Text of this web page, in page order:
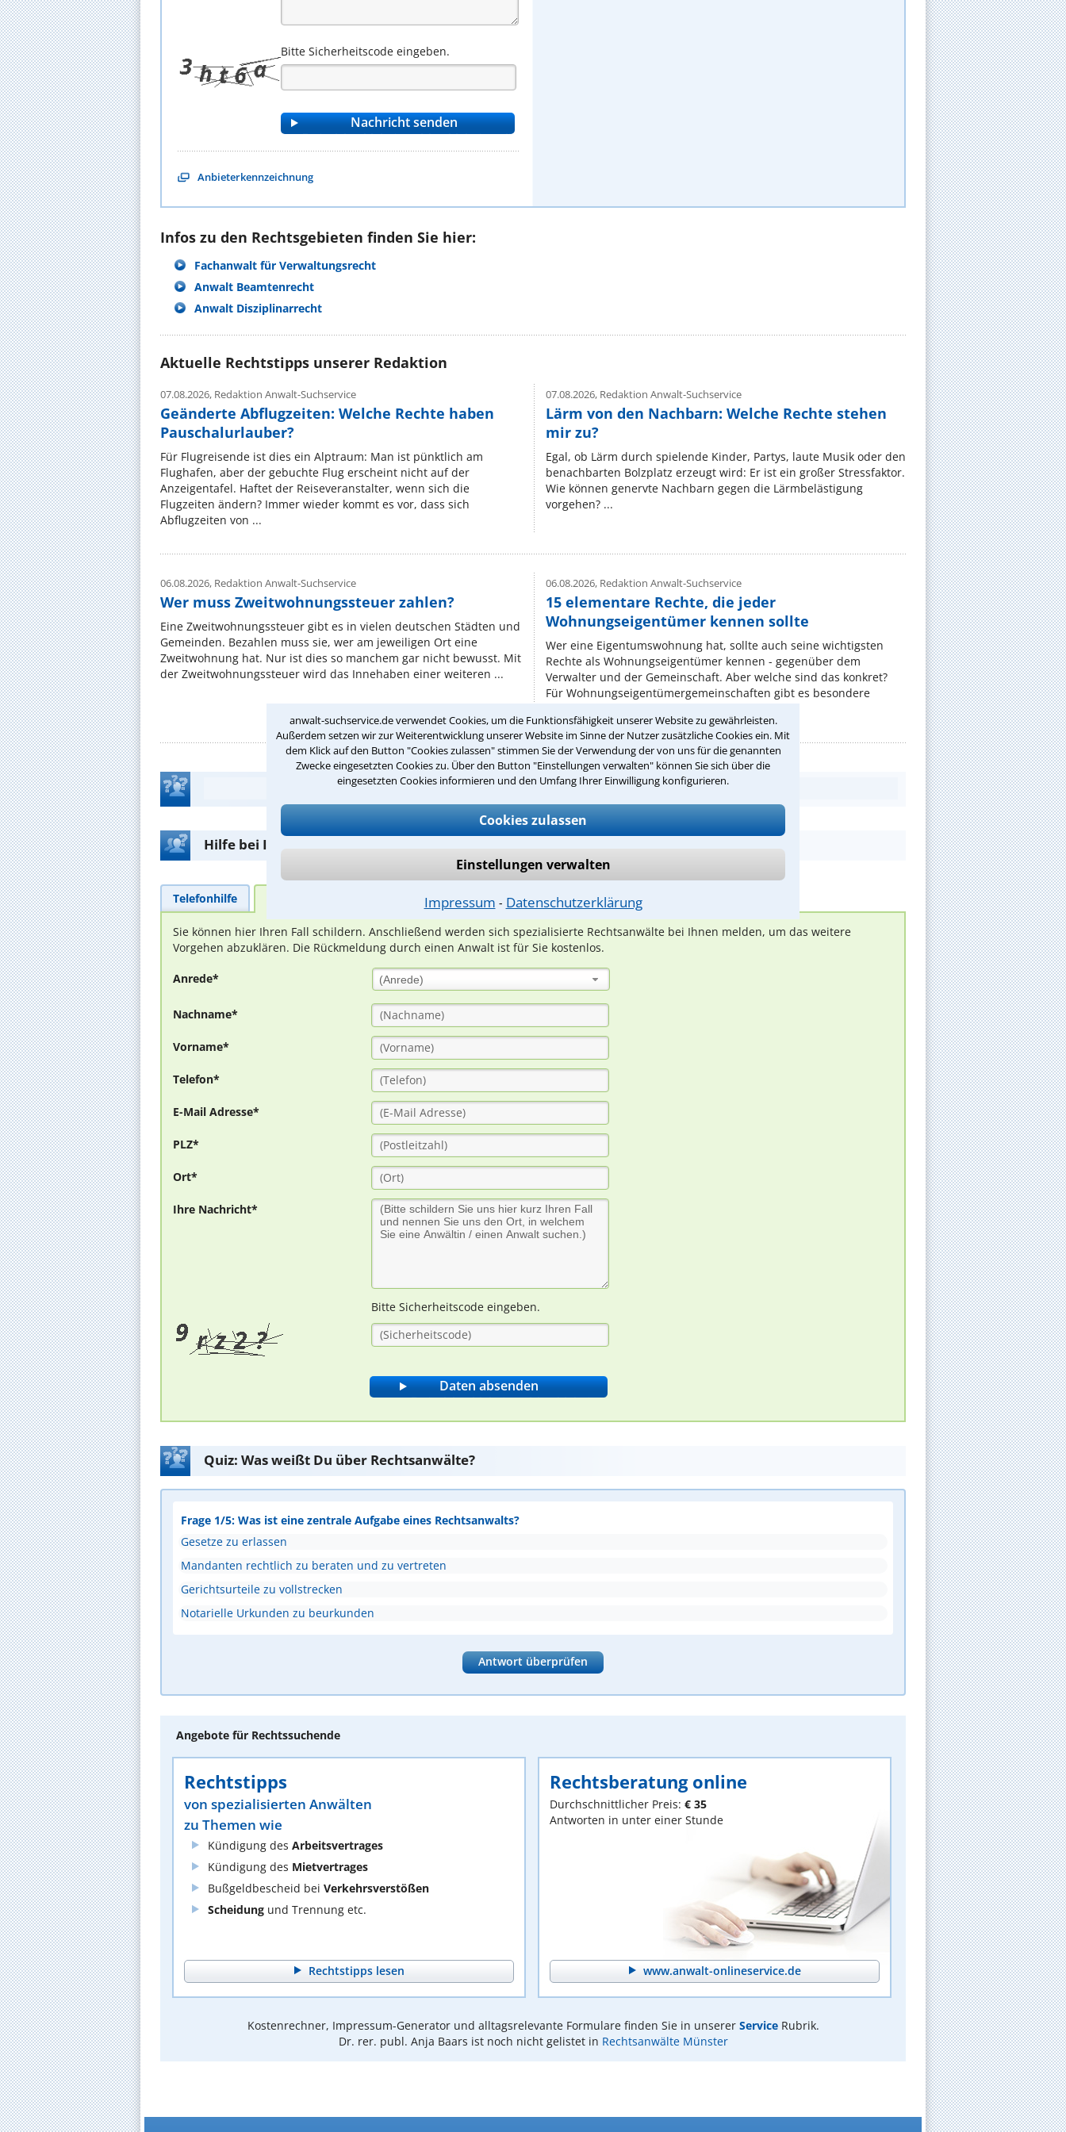
anwalt-suchservice.de verwendet Cookies, um die Funktionsfähigkeit unserer Website zu gewährleisten.
Außerdem setzen wir zur Weiterentwicklung unserer Website im Sinne der Nutzer zusätzliche Cookies ein. Mit
dem Klick auf den Button "Cookies zulassen" stimmen Sie der Verwendung der von uns für die genannten
Zwecke eingesetzten Cookies zu. Über den Button "Einstellungen verwalten" können Sie sich über die
eingesetzten Cookies informieren und den Umfang Ihrer Einwilligung konfigurieren.
Cookies zulassen
Einstellungen verwalten
Impressum ⁃ Datenschutzerklärung
Bitte Sicherheitscode eingeben.
Anbieterkennzeichnung
Infos zu den Rechtsgebieten finden Sie hier:
Fachanwalt für Verwaltungsrecht
Anwalt Beamtenrecht
Anwalt Disziplinarrecht
Aktuelle Rechtstipps unserer Redaktion
07.08.2026, Redaktion Anwalt-Suchservice
Geänderte Abflugzeiten: Welche Rechte haben
Pauschalurlauber?
Für Flugreisende ist dies ein Alptraum: Man ist pünktlich am
Flughafen, aber der gebuchte Flug erscheint nicht auf der
Anzeigentafel. Haftet der Reiseveranstalter, wenn sich die
Flugzeiten ändern? Immer wieder kommt es vor, dass sich
Abflugzeiten von ...
07.08.2026,Redaktion Anwalt-Suchservice
Lärm von den Nachbarn: Welche Rechte stehen
mir zu?
Egal, ob Lärm durch spielende Kinder, Partys, laute Musik oder den
benachbarten Bolzplatz erzeugt wird: Er ist ein großer Stressfaktor.
Wie können genervte Nachbarn gegen die Lärmbelästigung
vorgehen? ...
06.08.2026, Redaktion Anwalt-Suchservice
Wer muss Zweitwohnungssteuer zahlen?
Eine Zweitwohnungssteuer gibt es in vielen deutschen Städten und
Gemeinden. Bezahlen muss sie, wer am jeweiligen Ort eine
Zweitwohnung hat. Nur ist dies so manchem gar nicht bewusst. Mit
der Zweitwohnungssteuer wird das Innehaben einer weiteren ...
06.08.2026,Redaktion Anwalt-Suchservice
15 elementare Rechte, die jeder
Wohnungseigentümer kennen sollte
Wer eine Eigentumswohnung hat, sollte auch seine wichtigsten
Rechte als Wohnungseigentümer kennen - gegenüber dem
Verwalter und der Gemeinschaft. Aber welche sind das konkret?
Für Wohnungseigentümergemeinschaften gibt es besondere
Teste Dein Rechtswissen
Hilfe bei Ihrer Anwaltsuche?
Telefonhilfe
Sie können hier Ihren Fall schildern. Anschließend werden sich spezialisierte Rechtsanwälte bei Ihnen melden, um das weitere
Vorgehen abzuklären. Die Rückmeldung durch einen Anwalt ist für Sie kostenlos.
Anrede* (Anrede)
Nachname*
Vorname*
Telefon*
E-Mail Adresse*
PLZ*
Ort*
Ihre Nachricht*
Bitte Sicherheitscode eingeben.
Quiz: Was weißt Du über Rechtsanwälte?
Frage 1/5: Was ist eine zentrale Aufgabe eines Rechtsanwalts?
Gesetze zu erlassen
Mandanten rechtlich zu beraten und zu vertreten
Gerichtsurteile zu vollstrecken
Notarielle Urkunden zu beurkunden
Antwort überprüfen
Angebote für Rechtssuchende
Rechtstipps
von spezialisierten Anwälten
zu Themen wie
Kündigung des Arbeitsvertrages
Kündigung des Mietvertrages
Bußgeldbescheid bei Verkehrsverstößen
Scheidung und Trennung etc.
Rechtstipps lesen
Rechtsberatung online
Durchschnittlicher Preis: € 35
Antworten in unter einer Stunde
www.anwalt-onlineservice.de
Kostenrechner, Impressum-Generator und alltagsrelevante Formulare finden Sie in unserer ServiceRubrik.
Dr. rer. publ. Anja Baars ist noch nicht gelistet in Rechtsanwälte Münster